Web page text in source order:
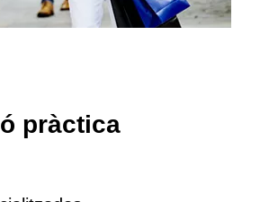
pràctica